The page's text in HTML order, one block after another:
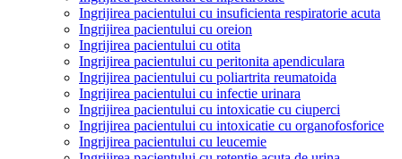
Ingrijirea pacientului cu insuficienta respiratorie acuta
Ingrijirea pacientului cu oreion
Ingrijirea pacientului cu otita
Ingrijirea pacientului cu peritonita apendiculara
Ingrijirea pacientului cu poliartrita reumatoida
Ingrijirea pacientului cu infectie urinara
Ingrijirea pacientului cu intoxicatie cu ciuperci
Ingrijirea pacientului cu intoxicatie cu organofosforice
Ingrijirea pacientului cu leucemie